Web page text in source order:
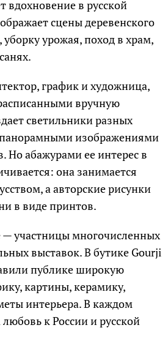
вдохновение в русской
сцены деревенского
урожая, поход в храм,
график и художница,
вручную
светильники разных
изображениями
Но абажурами ее интерес в
она занимается
а авторские рисунки
в виде принтов.
— участницы многочисленных
выставок. В бутике Gourji
публике широкую
картины, керамику,
интерьера. В каждом
к России и русской